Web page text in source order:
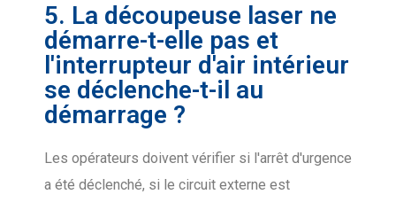
5. La découpeuse laser ne
démarre-t-elle pas et
l'interrupteur d'air intérieur
se déclenche-t-il au
démarrage ?
Les opérateurs doivent vérifier si l'arrêt d'urgence
a été déclenché, si le circuit externe est